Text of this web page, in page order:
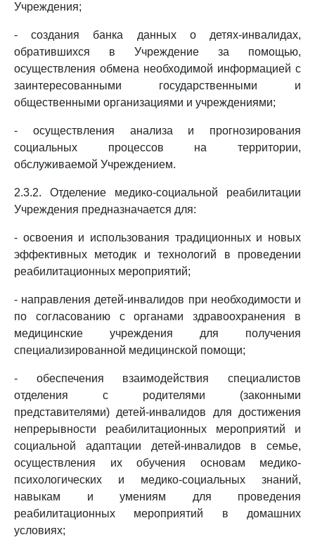
Учреждения;
- создания банка данных о детях-инвалидах,
обратившихся в Учреждение за помощью,
осуществления обмена необходимой информацией с
заинтересованными государственными и
общественными организациями и учреждениями;
- осуществления анализа и прогнозирования
социальных процессов на территории,
обслуживаемой Учреждением.
2.3.2. Отделение медико-социальной реабилитации
Учреждения предназначается для:
- освоения и использования традиционных и новых
эффективных методик и технологий в проведении
реабилитационных мероприятий;
- направления детей-инвалидов при необходимости и
по согласованию с органами здравоохранения в
медицинские учреждения для получения
специализированной медицинской помощи;
- обеспечения взаимодействия специалистов
отделения с родителями (законными
представителями) детей-инвалидов для достижения
непрерывности реабилитационных мероприятий и
социальной адаптации детей-инвалидов в семье,
осуществления их обучения основам медико-
психологических и медико-социальных знаний,
навыкам и умениям для проведения
реабилитационных мероприятий в домашних
условиях;